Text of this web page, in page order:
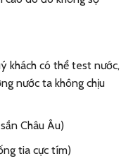
khách có thể test nước,
nước ta không chịu
Châu Âu)
tia cực tím)